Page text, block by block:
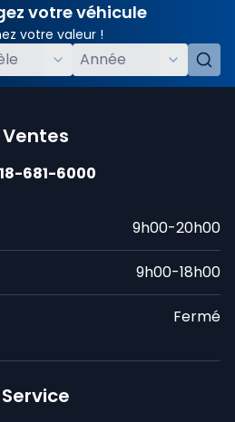
votre véhicule
votre valeur !
Ventes
681-6000
9h00-20h00
9h00-18h00
Fermé
Service